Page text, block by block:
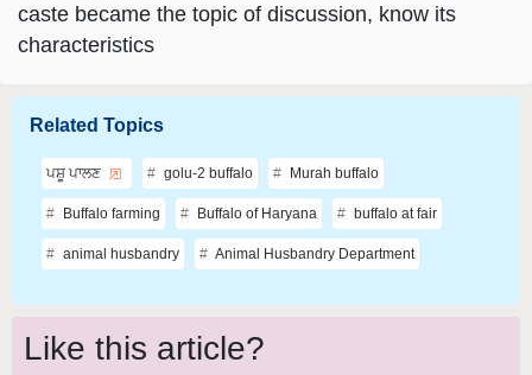
caste became the topic of discussion, know its
characteristics
Related Topics
ਪਸ਼ੂ ਪਾਲਣ golu-2 buffalo Murah buffalo
Buffalo farming Buffalo of Haryana buffalo at fair
animal husbandry Animal Husbandry Department
Like this article?